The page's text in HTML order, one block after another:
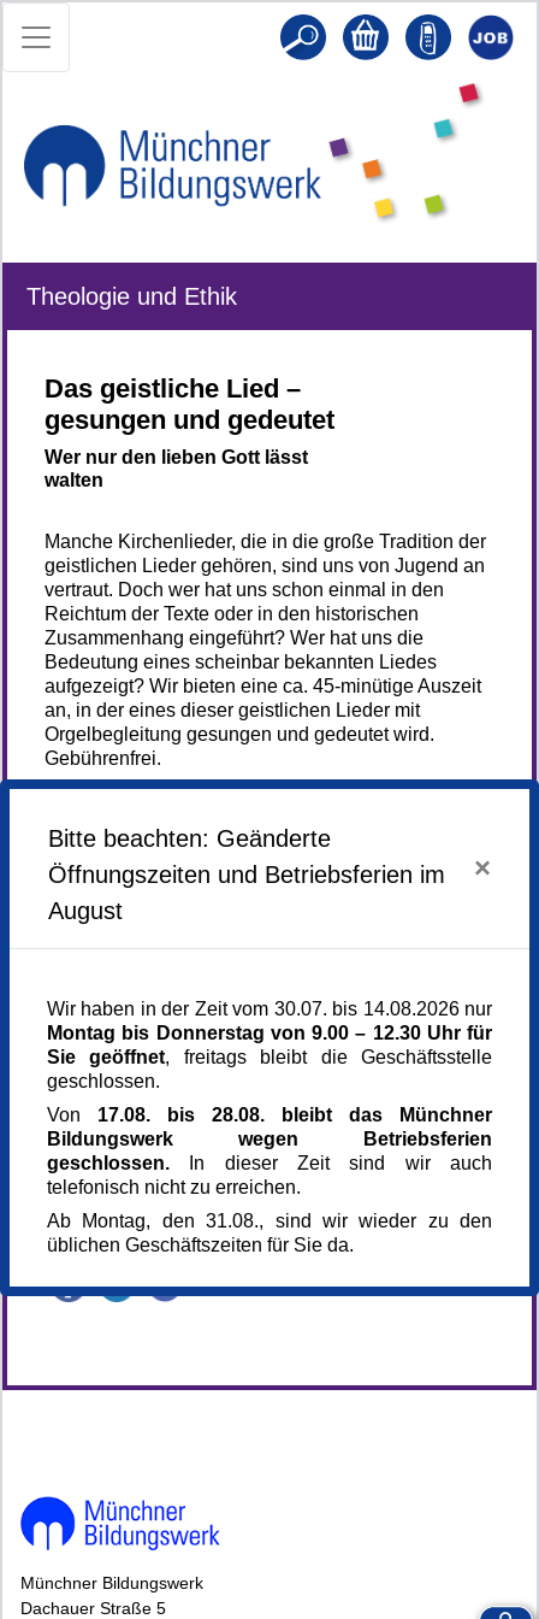
Theologie und Ethik
Das geistliche Lied –
gesungen und gedeutet
Wer nur den lieben Gott lässt
walten
Manche Kirchenlieder, die in die große Tradition der
geistlichen Lieder gehören, sind uns von Jugend an
vertraut. Doch wer hat uns schon einmal in den
Reichtum der Texte oder in den historischen
Zusammenhang eingeführt? Wer hat uns die
Bedeutung eines scheinbar bekannten Liedes
aufgezeigt? Wir bieten eine ca. 45-minütige Auszeit
an, in der eines dieser geistlichen Lieder mit
Orgelbegleitung gesungen und gedeutet wird.
Gebührenfrei.
Mittwoch,24.06.2026,18.00 - 18.45 Uhr
Veranstaltungsort
Dreifaltigkeitskirche
Pacellistraße/Ecke Rochusstr.
80333 München
Monika Kramer M.A.
Kulturhistorikerin
Referent_in
Verena Eckardt
Referent_in
Dr. Johannes Schießl
Referent_in
P. Karl Kern SJ
Kursnummer
165928
Veranstaltung teilen
Münchner Bildungswerk
Dachauer Straße 5
Bitte beachten: Geänderte
Öffnungszeiten und Betriebsferien im
August
×
Wir haben in der Zeit vom 30.07. bis 14.08.2026 nur
Montag bis Donnerstag von 9.00 – 12.30 Uhr für
Sie geöffnet, freitags bleibt die Geschäftsstelle
geschlossen.
Von 17.08. bis 28.08. bleibt das Münchner
Bildungswerk wegen Betriebsferien
geschlossen. In dieser Zeit sind wir auch
telefonisch nicht zu erreichen.
Ab Montag, den 31.08., sind wir wieder zu den
üblichen Geschäftszeiten für Sie da.